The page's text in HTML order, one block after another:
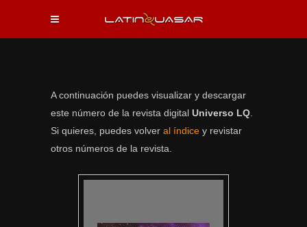
A continuación puedes visualizar y descargar
este número de la revista digital Universo LQ
Si quieres, puedes volver al índice y revistar
otros números de la revista.